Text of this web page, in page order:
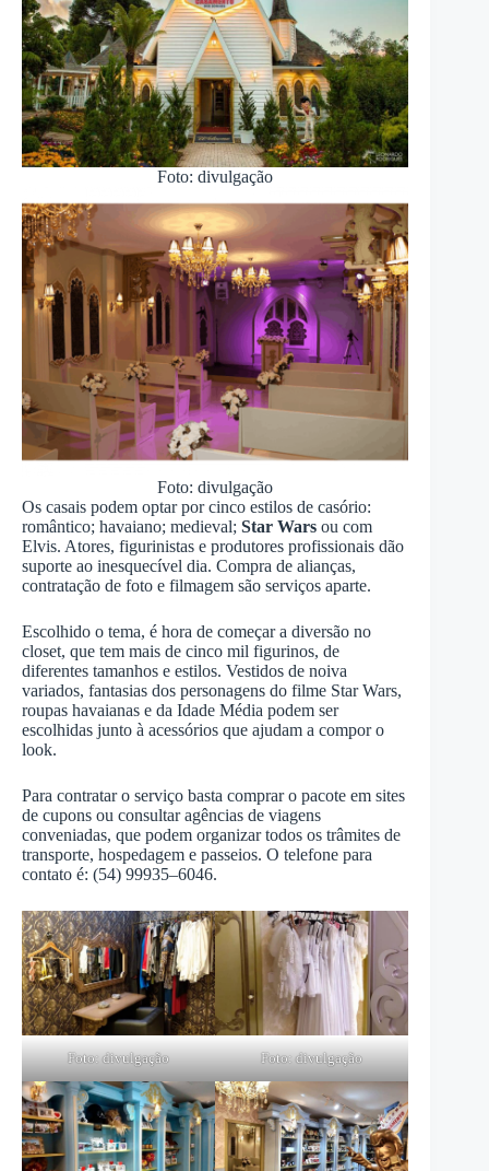
Foto: divulgação
Foto: divulgação
Os casais podem optar por cinco estilos de casório:
romântico; havaiano; medieval; Star Wars ou com
Elvis. Atores, figurinistas e produtores profissionais dão
suporte ao inesquecível dia. Compra de alianças,
contratação de foto e filmagem são serviços aparte.
Escolhido o tema, é hora de começar a diversão no
closet, que tem mais de cinco mil figurinos, de
diferentes tamanhos e estilos. Vestidos de noiva
variados, fantasias dos personagens do filme Star Wars,
roupas havaianas e da Idade Média podem ser
escolhidas junto à acessórios que ajudam a compor o
look.
Para contratar o serviço basta comprar o pacote em sites
de cupons ou consultar agências de viagens
conveniadas, que podem organizar todos os trâmites de
transporte, hospedagem e passeios. O telefone para
contato é: (54) 99935–6046.
Foto: divulgação Foto: divulgação